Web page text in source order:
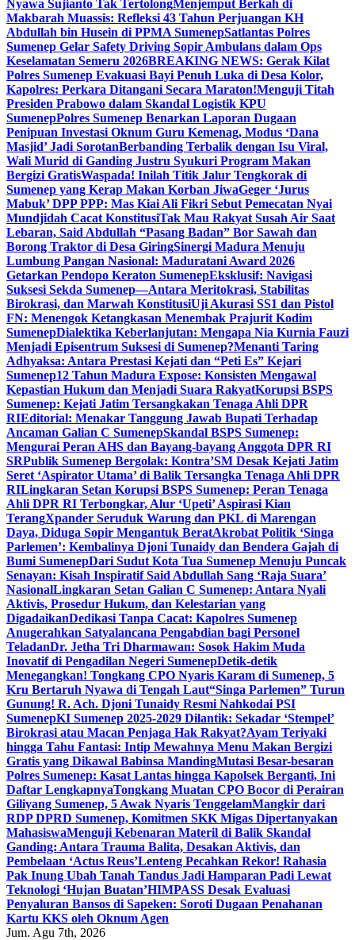
Nyawa Sujianto Tak TertolongMenjemput Berkah di
Makbarah Muassis: Refleksi 43 Tahun Perjuangan KH
Abdullah bin Husein di PPMA SumenepSatlantas Polres
Sumenep Gelar Safety Driving Sopir Ambulans dalam Ops
Keselamatan Semeru 2026BREAKING NEWS: Gerak Kilat
Polres Sumenep Evakuasi Bayi Penuh Luka di Desa Kolor,
Kapolres: Perkara Ditangani Secara Maraton!Menguji Titah
Presiden Prabowo dalam Skandal Logistik KPU
SumenepPolres Sumenep Benarkan Laporan Dugaan
Penipuan Investasi Oknum Guru Kemenag, Modus ‘Dana
Masjid’ Jadi SorotanBerbanding Terbalik dengan Isu Viral,
Wali Murid di Ganding Justru Syukuri Program Makan
Bergizi GratisWaspada! Inilah Titik Jalur Tengkorak di
Sumenep yang Kerap Makan Korban JiwaGeger ‘Jurus
Mabuk’ DPP PPP: Mas Kiai Ali Fikri Sebut Pemecatan Nyai
Mundjidah Cacat KonstitusiTak Mau Rakyat Susah Air Saat
Lebaran, Said Abdullah “Pasang Badan” Bor Sawah dan
Borong Traktor di Desa GiringSinergi Madura Menuju
Lumbung Pangan Nasional: Maduratani Award 2026
Getarkan Pendopo Keraton SumenepEksklusif: Navigasi
Suksesi Sekda Sumenep—Antara Meritokrasi, Stabilitas
Birokrasi, dan Marwah KonstitusiUji Akurasi SS1 dan Pistol
FN: Menengok Ketangkasan Menembak Prajurit Kodim
SumenepDialektika Keberlanjutan: Mengapa Nia Kurnia Fauzi
Menjadi Episentrum Suksesi di Sumenep?Menanti Taring
Adhyaksa: Antara Prestasi Kejati dan “Peti Es” Kejari
Sumenep12 Tahun Madura Expose: Konsisten Mengawal
Kepastian Hukum dan Menjadi Suara RakyatKorupsi BSPS
Sumenep: Kejati Jatim Tersangkakan Tenaga Ahli DPR
RIEditorial: Menakar Tanggung Jawab Bupati Terhadap
Ancaman Galian C SumenepSkandal BSPS Sumenep:
Mengurai Peran AHS dan Bayang-bayang Anggota DPR RI
SRPublik Sumenep Bergolak: Kontra’SM Desak Kejati Jatim
Seret ‘Aspirator Utama’ di Balik Tersangka Tenaga Ahli DPR
RILingkaran Setan Korupsi BSPS Sumenep: Peran Tenaga
Ahli DPR RI Terbongkar, Alur ‘Upeti’ Aspirasi Kian
TerangXpander Seruduk Warung dan PKL di Marengan
Daya, Diduga Sopir Mengantuk BeratAkrobat Politik ‘Singa
Parlemen’: Kembalinya Djoni Tunaidy dan Bendera Gajah di
Bumi SumenepDari Sudut Kota Tua Sumenep Menuju Puncak
Senayan: Kisah Inspiratif Said Abdullah Sang ‘Raja Suara’
NasionalLingkaran Setan Galian C Sumenep: Antara Nyali
Aktivis, Prosedur Hukum, dan Kelestarian yang
DigadaikanDedikasi Tanpa Cacat: Kapolres Sumenep
Anugerahkan Satyalancana Pengabdian bagi Personel
TeladanDr. Jetha Tri Dharmawan: Sosok Hakim Muda
Inovatif di Pengadilan Negeri SumenepDetik-detik
Menegangkan! Tongkang CPO Nyaris Karam di Sumenep, 5
Kru Bertaruh Nyawa di Tengah Laut“Singa Parlemen” Turun
Gunung! R. Ach. Djoni Tunaidy Resmi Nahkodai PSI
SumenepKI Sumenep 2025-2029 Dilantik: Sekadar ‘Stempel’
Birokrasi atau Macan Penjaga Hak Rakyat?Ayam Teriyaki
hingga Tahu Fantasi: Intip Mewahnya Menu Makan Bergizi
Gratis yang Dikawal Babinsa MandingMutasi Besar-besaran
Polres Sumenep: Kasat Lantas hingga Kapolsek Berganti, Ini
Daftar LengkapnyaTongkang Muatan CPO Bocor di Perairan
Giliyang Sumenep, 5 Awak Nyaris TenggelamMangkir dari
RDP DPRD Sumenep, Komitmen SKK Migas Dipertanyakan
MahasiswaMenguji Kebenaran Materil di Balik Skandal
Ganding: Antara Trauma Balita, Desakan Aktivis, dan
Pembelaan ‘Actus Reus’Lenteng Pecahkan Rekor! Rahasia
Pak Inung Ubah Tanah Tandus Jadi Hamparan Padi Lewat
Teknologi ‘Hujan Buatan’HIMPASS Desak Evaluasi
Penyaluran Bansos di Sapeken: Soroti Dugaan Penahanan
Kartu KKS oleh Oknum Agen
Jum. Agu 7th, 2026